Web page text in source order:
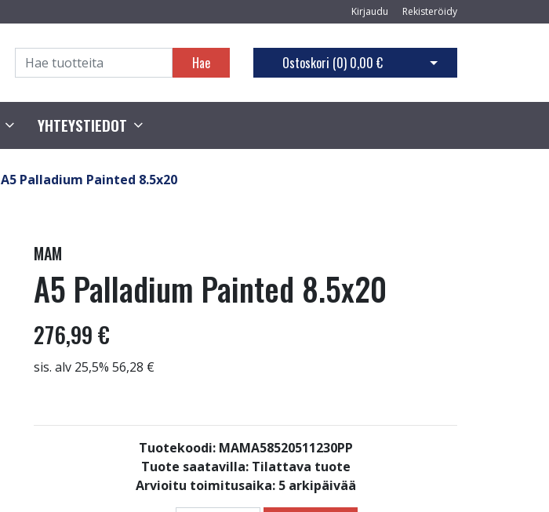
Kirjaudu Rekisteröidy
Hae Ostoskori (0) 0,00 € Avaa ostoskori
YHTEYSTIEDOT
A5 Palladium Painted 8.5x20
MAM
A5 Palladium Painted 8.5x20
276,99 €
sis. alv 25,5% 56,28 €
Tuotekoodi: MAMA58520511230PP
Tuote saatavilla: Tilattava tuote
Arvioitu toimitusaika: 5 arkipäivää